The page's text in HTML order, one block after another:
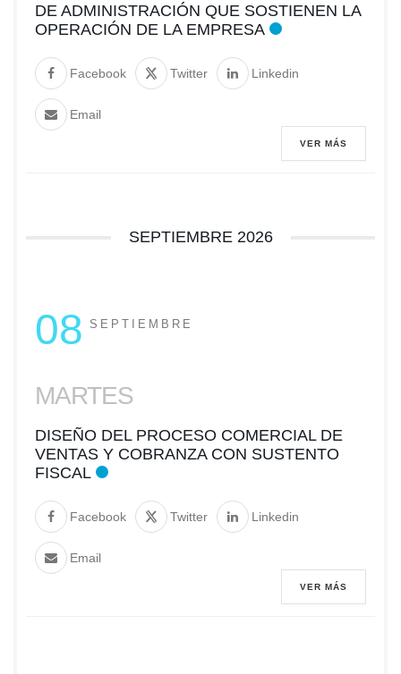
DE ADMINISTRACIÓN QUE SOSTIENEN LA
OPERACIÓN DE LA EMPRESA
Facebook Twitter Linkedin
Email
VER MÁS
SEPTIEMBRE 2026
08 SEPTIEMBRE
MARTES
DISEÑO DEL PROCESO COMERCIAL DE
VENTAS Y COBRANZA CON SUSTENTO
FISCAL
Facebook Twitter Linkedin
Email
VER MÁS